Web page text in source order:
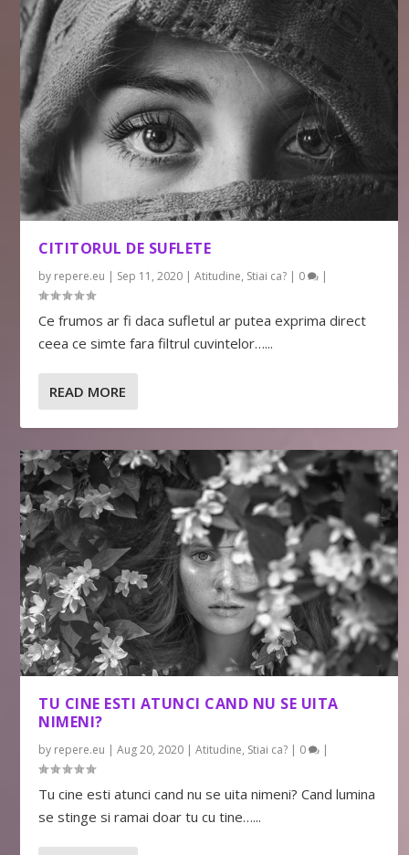
CITITORUL DE SUFLETE
by repere.eu | Sep 11, 2020 |Atitudine, Stiai ca? | 0 |
Ce frumos ar fi daca sufletul ar putea exprima direct
ceea ce simte fara filtrul cuvintelor…...
READ MORE
TU CINE ESTI ATUNCI CAND NU SE UITA
NIMENI?
by repere.eu |Aug 20, 2020 |Atitudine, Stiai ca? | 0 |
Tu cine esti atunci cand nu se uita nimeni? Cand lumina
se stinge si ramai doar tu cu tine…...